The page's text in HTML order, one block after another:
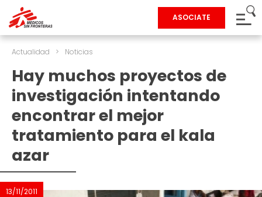
ASOCIATE
Actualidad > Noticias
Hay muchos proyectos de
investigación intentando
encontrar el mejor
tratamiento para el kala
azar
13/11/2011